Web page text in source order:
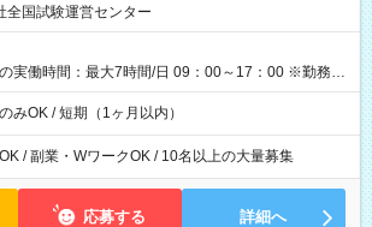
り ・国家試験 7:00～13:30（休憩なし） 時給1,300
＋100円）×6時間＝日収8,400円＋交通費 【試用期
なし
全国試験運営センター
実働時間：最大7時間/日 09：00～17：00 ※勤務時
より異なります。
みOK / 短期（1ヶ月以内）
/ 副業・WワークOK / 10名以上の大量募集
応募する 詳細へ